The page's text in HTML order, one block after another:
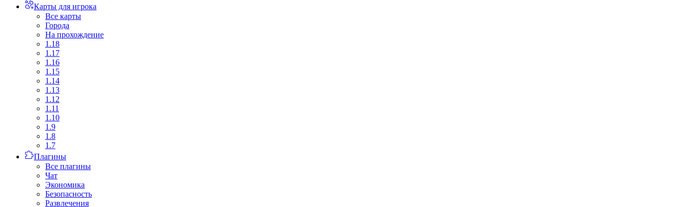
Карты для игрока
Все карты
Города
На прохождение
1.18
1.17
1.16
1.15
1.14
1.13
1.12
1.11
1.10
1.9
1.8
1.7
Плагины
Все плагины
Чат
Экономика
Безопасность
Развлечения